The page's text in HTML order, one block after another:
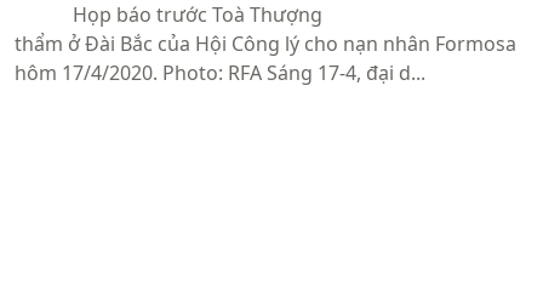
Họp báo trước Toà Thượng
thẩm ở Đài Bắc của Hội Công lý cho nạn nhân Formosa
hôm 17/4/2020. Photo: RFA Sáng 17-4, đại d...